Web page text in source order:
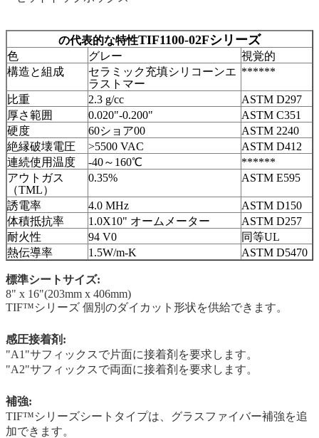
の代表的な特性TIF1100-02Fシリーズ
色 グレー
視覚的
構造と組成
セラミック充填シリコーンエ
ラストマー
******
比重 2.3 g/cc
ASTM D297
厚さ範囲
0.020"-0.200"
ASTM C351
硬度
60ショア00
ASTM 2240
絶縁破壊電圧
>5500 VAC
ASTM D412
連続使用温度
-40～160℃
******
アウトガス
（TML）
0.35% ASTM E595
誘電率 4.0 MHz
ASTM D150
体積抵抗率
1.0X10" オームメーター
ASTM D257
耐火性
94 V0
同等UL
熱伝導率
1.5W/m-K ASTM D5470
標準シートサイズ:
8" x 16"(203mm x 406mm)
TIF™シリーズ 個別のダイカット形状を供給できます。
感圧接着剤:
"A1"サフィックスで片面に接着剤を要求します。
"A2"サフィックスで両面に接着剤を要求します。
補強:
TIF™シリーズシートタイプは、グラスファイバー補強を追
加できます。